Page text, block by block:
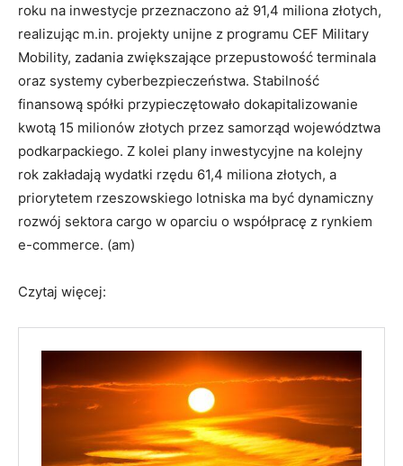
roku na inwestycje przeznaczono aż 91,4 miliona złotych,
realizując m.in. projekty unijne z programu CEF Military
Mobility, zadania zwiększające przepustowość terminala
oraz systemy cyberbezpieczeństwa. Stabilność
finansową spółki przypieczętowało dokapitalizowanie
kwotą 15 milionów złotych przez samorząd województwa
podkarpackiego. Z kolei plany inwestycyjne na kolejny
rok zakładają wydatki rzędu 61,4 miliona złotych, a
priorytetem rzeszowskiego lotniska ma być dynamiczny
rozwój sektora cargo w oparciu o współpracę z rynkiem
e-commerce. (am)
Czytaj więcej: